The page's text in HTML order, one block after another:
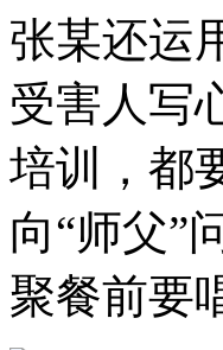
张某还运
受害人写
培训，都
向“师父”
聚餐前要